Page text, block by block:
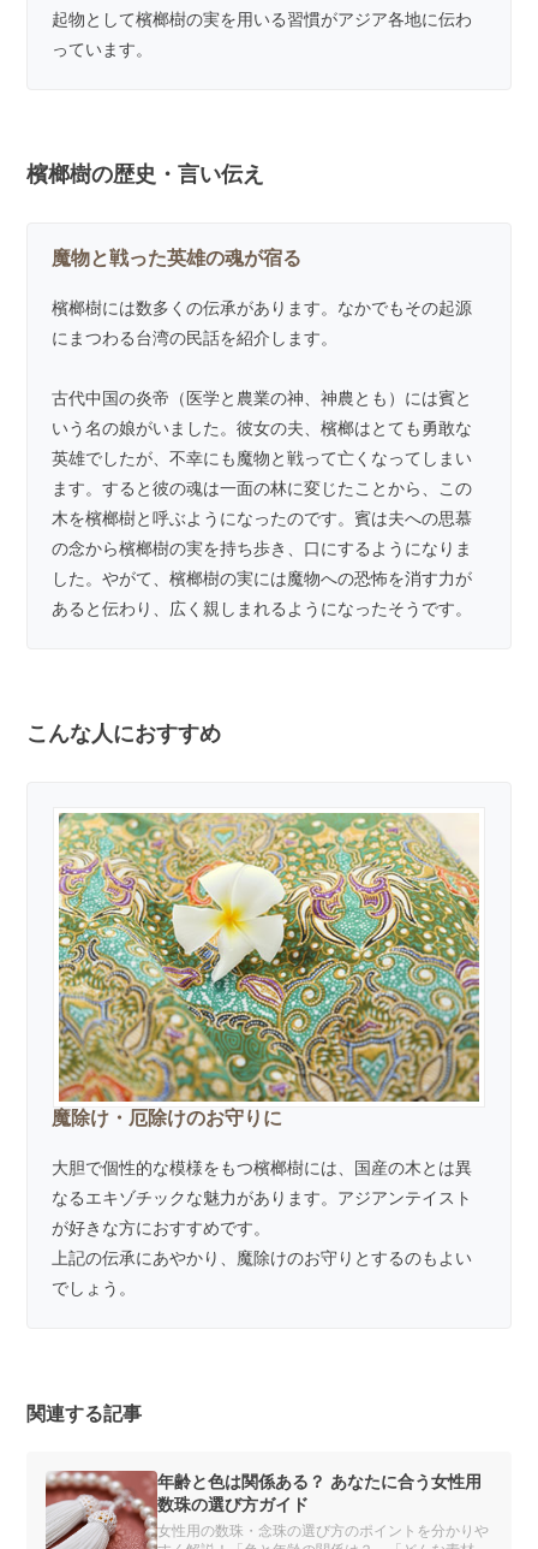
起物として檳榔樹の実を用いる習慣がアジア各地に伝わ
っています。
檳榔樹の歴史・言い伝え
魔物と戦った英雄の魂が宿る
檳榔樹には数多くの伝承があります。なかでもその起源
にまつわる台湾の民話を紹介します。
古代中国の炎帝（医学と農業の神、神農とも）には賓と
いう名の娘がいました。彼女の夫、檳榔はとても勇敢な
英雄でしたが、不幸にも魔物と戦って亡くなってしまい
ます。すると彼の魂は一面の林に変じたことから、この
木を檳榔樹と呼ぶようになったのです。賓は夫への思慕
の念から檳榔樹の実を持ち歩き、口にするようになりま
した。やがて、檳榔樹の実には魔物への恐怖を消す力が
あると伝わり、広く親しまれるようになったそうです。
こんな人におすすめ
魔除け・厄除けのお守りに
大胆で個性的な模様をもつ檳榔樹には、国産の木とは異
なるエキゾチックな魅力があります。アジアンテイスト
が好きな方におすすめです。
上記の伝承にあやかり、魔除けのお守りとするのもよい
でしょう。
関連する記事
年齢と色は関係ある？ あなたに合う女性用
数珠の選び方ガイド
女性用の数珠・念珠の選び方のポイントを分かりや